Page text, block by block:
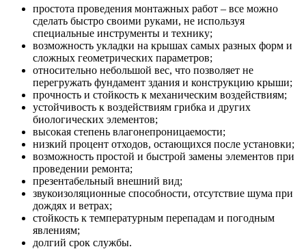
простота проведения монтажных работ – все можно
сделать быстро своими руками, не используя
специальные инструменты и технику;
возможность укладки на крышах самых разных форм и
сложных геометрических параметров;
относительно небольшой вес, что позволяет не
перегружать фундамент здания и конструкцию крыши;
прочность и стойкость к механическим воздействиям;
устойчивость к воздействиям грибка и других
биологических элементов;
высокая степень влагонепроницаемости;
низкий процент отходов, остающихся после установки;
возможность простой и быстрой замены элементов при
проведении ремонта;
презентабельный внешний вид;
звукоизоляционные способности, отсутствие шума при
дождях и ветрах;
стойкость к температурным перепадам и погодным
явлениям;
долгий срок службы.